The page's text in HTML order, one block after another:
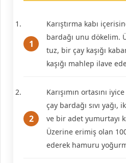
Karıştırma kabı
bardağı unu dökelim.
tuz, bir çay kaşığı
kaşığı mahlep ilave
Karışımın ortasını
çay bardağı sıvı yağı,
ve bir adet yumurtayı
Üzerine erimiş olan
ederek hamuru